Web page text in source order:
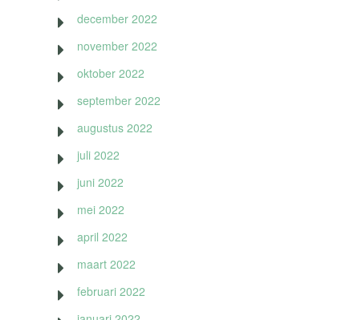
december 2022
november 2022
oktober 2022
september 2022
augustus 2022
juli 2022
juni 2022
mei 2022
april 2022
maart 2022
februari 2022